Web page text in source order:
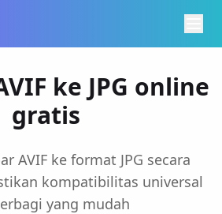
ke JPG online
gratis
AVIF ke format JPG secara
kompatibilitas universal
yang mudah